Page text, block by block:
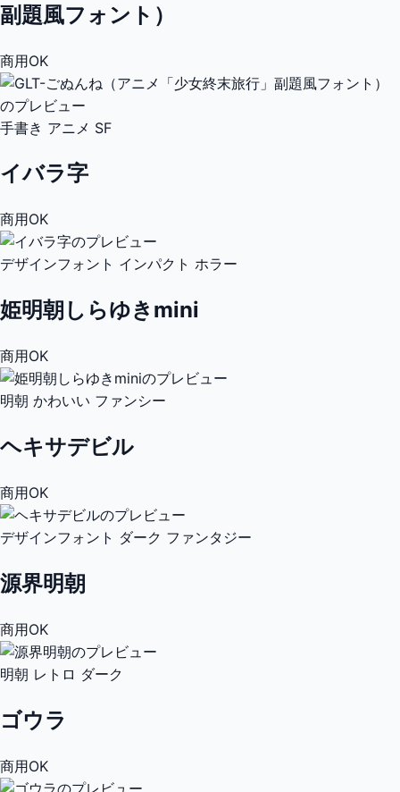
副題風フォント）
商用OK
手書き アニメ SF
イバラ字
商用OK
デザインフォント インパクト ホラー
姫明朝しらゆきmini
商用OK
明朝 かわいい ファンシー
ヘキサデビル
商用OK
デザインフォント ダーク ファンタジー
源界明朝
商用OK
明朝 レトロ ダーク
ゴウラ
商用OK